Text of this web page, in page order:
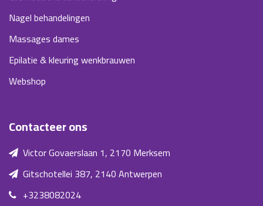
Nagel behandelingen
Massages dames
Epilatie & kleuring wenkbrauwen
Webshop
Contacteer ons
Victor Govaerslaan 1, 2170 Merksem
Gitschotellei 387, 2140 Antwerpen
+3238082024